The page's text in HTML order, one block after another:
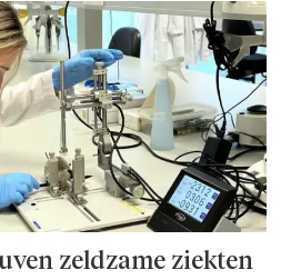
zeldzame ziekten